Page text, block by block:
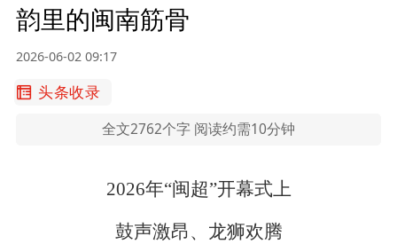
韵里的闽南筋骨
2026-06-02 09:17
头条收录
全文2762个字 阅读约需10分钟
2026年“闽超”开幕式上
鼓声激昂、龙狮欢腾